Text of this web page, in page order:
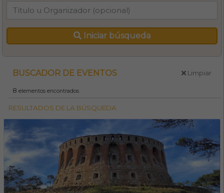
Iniciar búsqueda
BUSCADOR DE EVENTOS Limpiar
8elementos encontrados
RESULTADOS DE LA BÚSQUEDA